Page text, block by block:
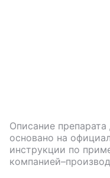
Описание препарата
основано на
инструкции по